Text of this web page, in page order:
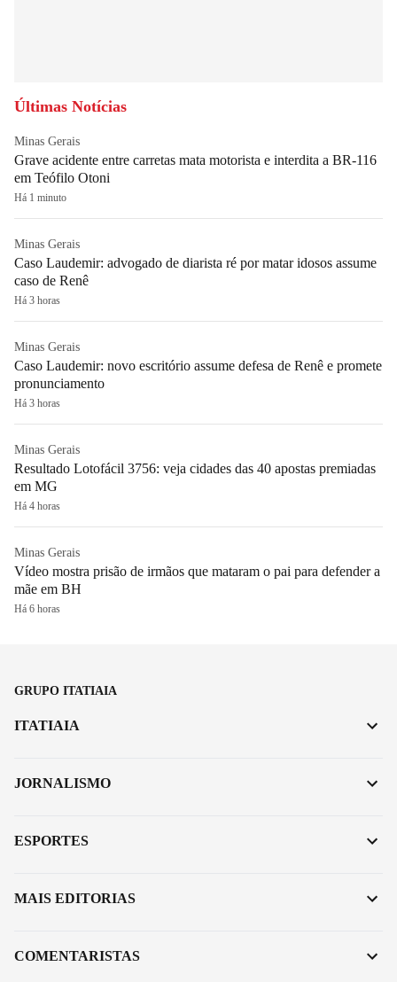
Últimas Notícias
Minas Gerais
Grave acidente entre carretas mata motorista e interdita a BR-116
em Teófilo Otoni
Há 1 minuto
Minas Gerais
Caso Laudemir: advogado de diarista ré por matar idosos assume
caso de Renê
Há 3 horas
Minas Gerais
Caso Laudemir: novo escritório assume defesa de Renê e promete
pronunciamento
Há 3 horas
Minas Gerais
Resultado Lotofácil 3756: veja cidades das 40 apostas premiadas
em MG
Há 4 horas
Minas Gerais
Vídeo mostra prisão de irmãos que mataram o pai para defender a
mãe em BH
Há 6 horas
GRUPO ITATIAIA
ITATIAIA
JORNALISMO
ESPORTES
MAIS EDITORIAS
COMENTARISTAS